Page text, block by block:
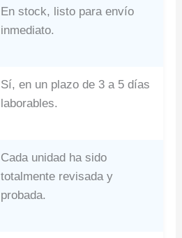
En stock, listo para envío
inmediato.
Sí, en un plazo de 3 a 5 días
laborables.
Cada unidad ha sido
totalmente revisada y
probada.